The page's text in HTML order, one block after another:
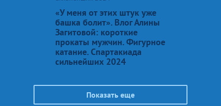
«У меня от этих штук уже
башка болит». Влог Алины
Загитовой: короткие
прокаты мужчин. Фигурное
катание. Спартакиада
сильнейших 2024
Показать еще